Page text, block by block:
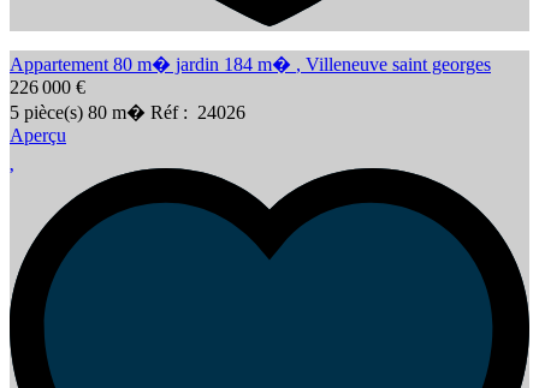
Appartement 80 m� jardin 184 m� , Villeneuve saint georges
226 000 €
5 pièce(s) 80 m� Réf : 24026
Aperçu